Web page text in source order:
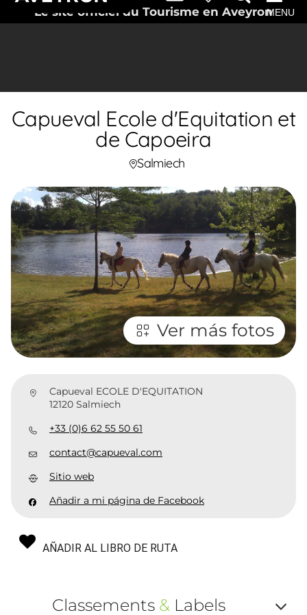
Le site officiel du Tourisme en AveyronMENU
Capueval Ecole d'Equitation et
de Capoeira
Salmiech
Ver más fotos
Capueval ECOLE D'EQUITATION
12120 Salmiech
+33 (0)6 62 55 50 61
contact@capueval.com
Sitio web
Añadir a mi página de Facebook
AÑADIR AL LIBRO DE RUTA
Classements & Labels